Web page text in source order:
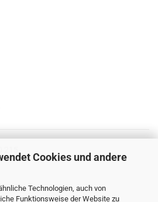
Cookies und andere
Technologien, auch von
Funktionsweise der Website zu